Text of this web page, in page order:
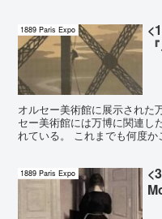
1889 Paris Expo
オルセー美術館に展示された
セー美術館には万博に関連し
れている。 これまでも何度
1889 Paris Expo